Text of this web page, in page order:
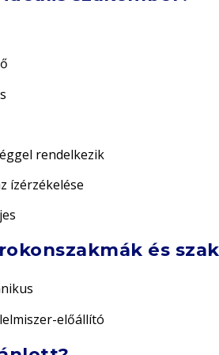
rendelkezik
ízérzékelése
és
előállító